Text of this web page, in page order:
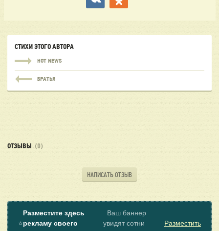
СТИХИ ЭТОГО АВТОРА
HOT NEWS
БРАТЬЯ
ОТЗЫВЫ (0)
НАПИСАТЬ ОТЗЫВ
⭐
Разместите здесь
рекламу своего
Ваш баннер
увидят сотни
Разместить